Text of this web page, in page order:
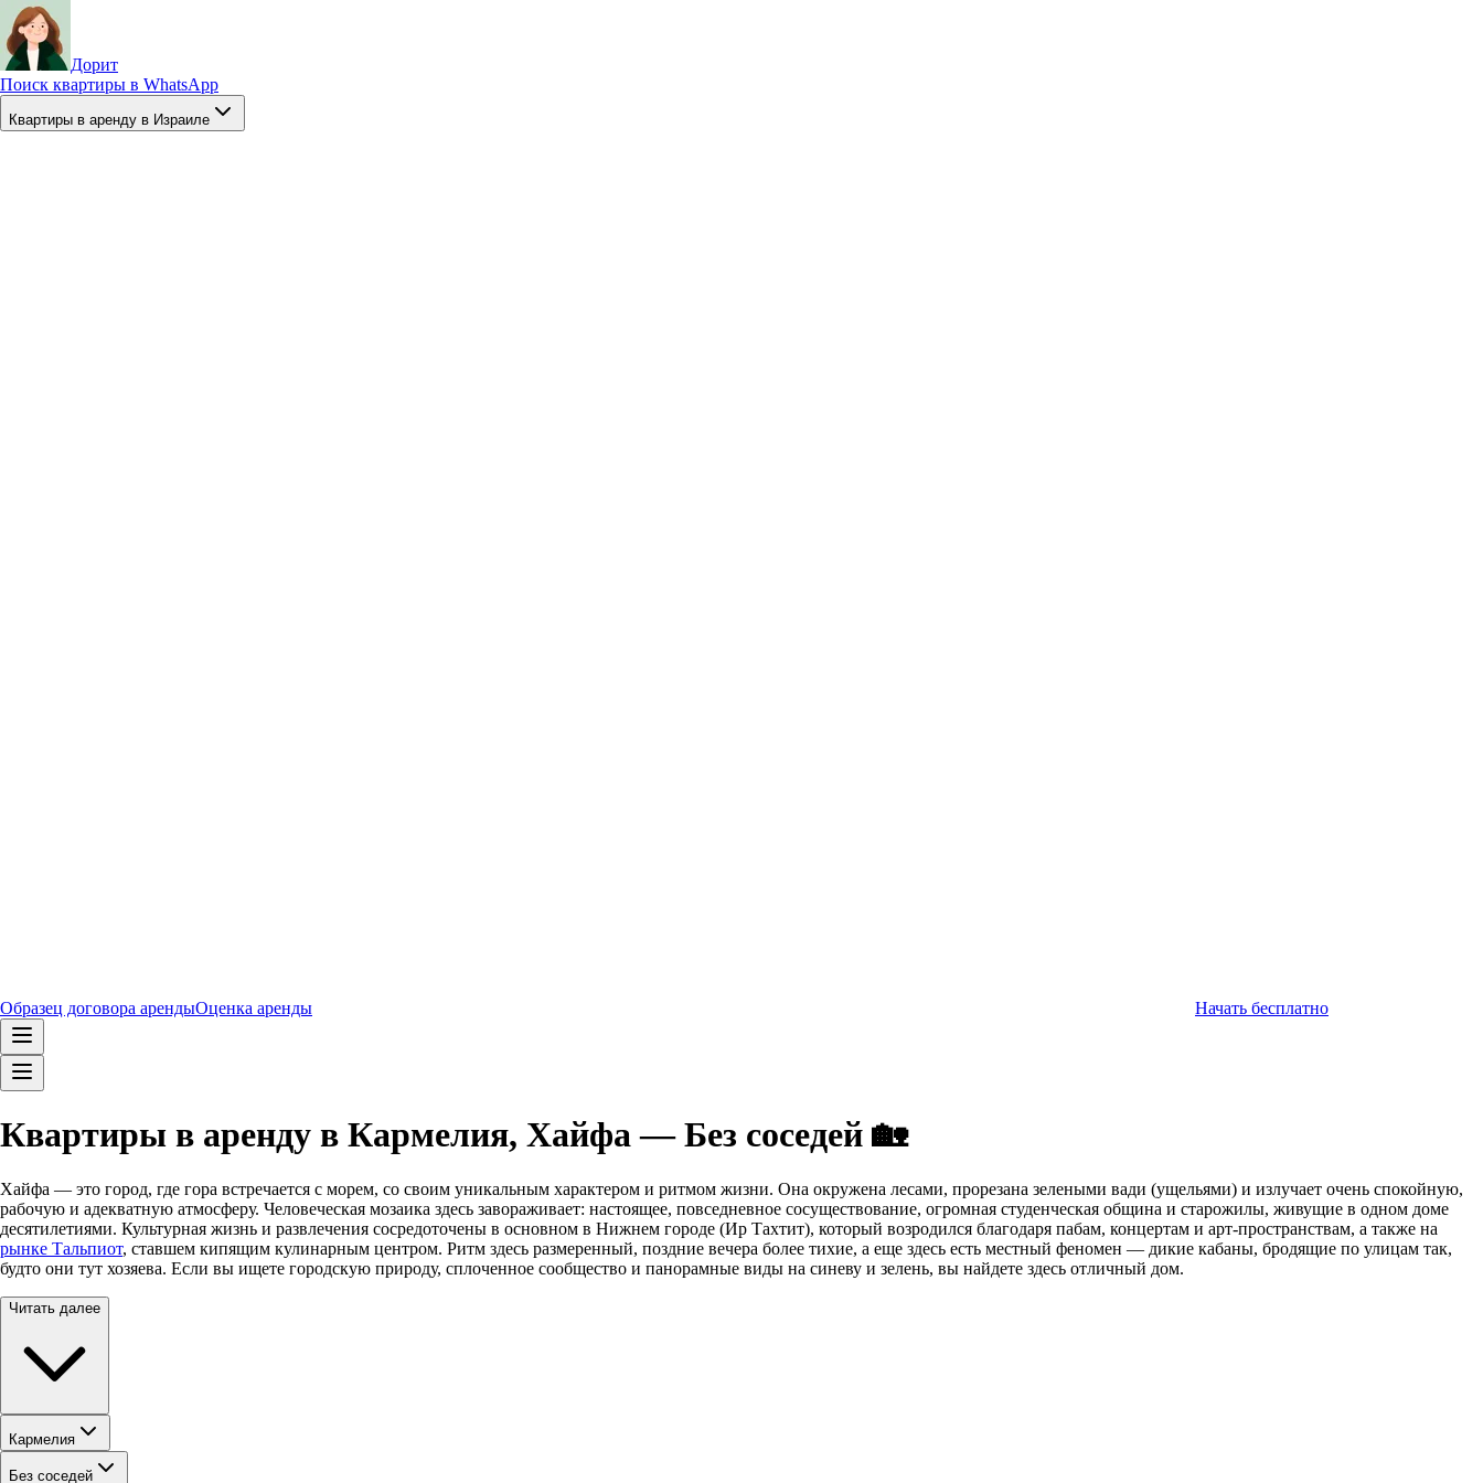
Дорит
Поиск квартиры в WhatsApp
Квартиры в аренду в Израиле
Образец договора арендыОценка аренды Начать бесплатно
Квартиры в аренду в Кармелия, Хайфа — Без соседей 🏡
Хайфа — это город, где гора встречается с морем, со своим уникальным характером и ритмом жизни. Она окружена лесами, прорезана зелеными вади (ущельями) и излучает очень спокойную,
рабочую и адекватную атмосферу. Человеческая мозаика здесь завораживает: настоящее, повседневное сосуществование, огромная студенческая община и старожилы, живущие в одном доме
десятилетиями. Культурная жизнь и развлечения сосредоточены в основном в Нижнем городе (Ир Тахтит), который возродился благодаря пабам, концертам и арт-пространствам, а также на
рынке Тальпиот, ставшем кипящим кулинарным центром. Ритм здесь размеренный, поздние вечера более тихие, а еще здесь есть местный феномен — дикие кабаны, бродящие по улицам так,
будто они тут хозяева. Если вы ищете городскую природу, сплоченное сообщество и панорамные виды на синеву и зелень, вы найдете здесь отличный дом.
Читать далее
Кармелия
Без соседей